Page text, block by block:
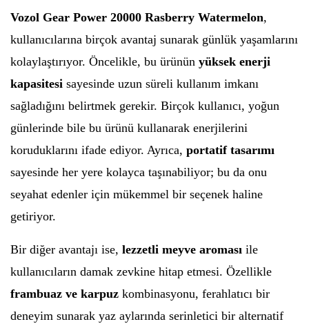
Vozol Gear Power 20000 Rasberry Watermelon,
kullanıcılarına birçok avantaj sunarak günlük yaşamlarını
kolaylaştırıyor. Öncelikle, bu ürünün yüksek enerji
kapasitesi sayesinde uzun süreli kullanım imkanı
sağladığını belirtmek gerekir. Birçok kullanıcı, yoğun
günlerinde bile bu ürünü kullanarak enerjilerini
koruduklarını ifade ediyor. Ayrıca, portatif tasarımı
sayesinde her yere kolayca taşınabiliyor; bu da onu
seyahat edenler için mükemmel bir seçenek haline
getiriyor.
Bir diğer avantajı ise, lezzetli meyve aroması ile
kullanıcıların damak zevkine hitap etmesi. Özellikle
frambuaz ve karpuz kombinasyonu, ferahlatıcı bir
deneyim sunarak yaz aylarında serinletici bir alternatif